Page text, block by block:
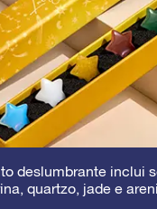
deslumbrante inclui
quartzo, jade e